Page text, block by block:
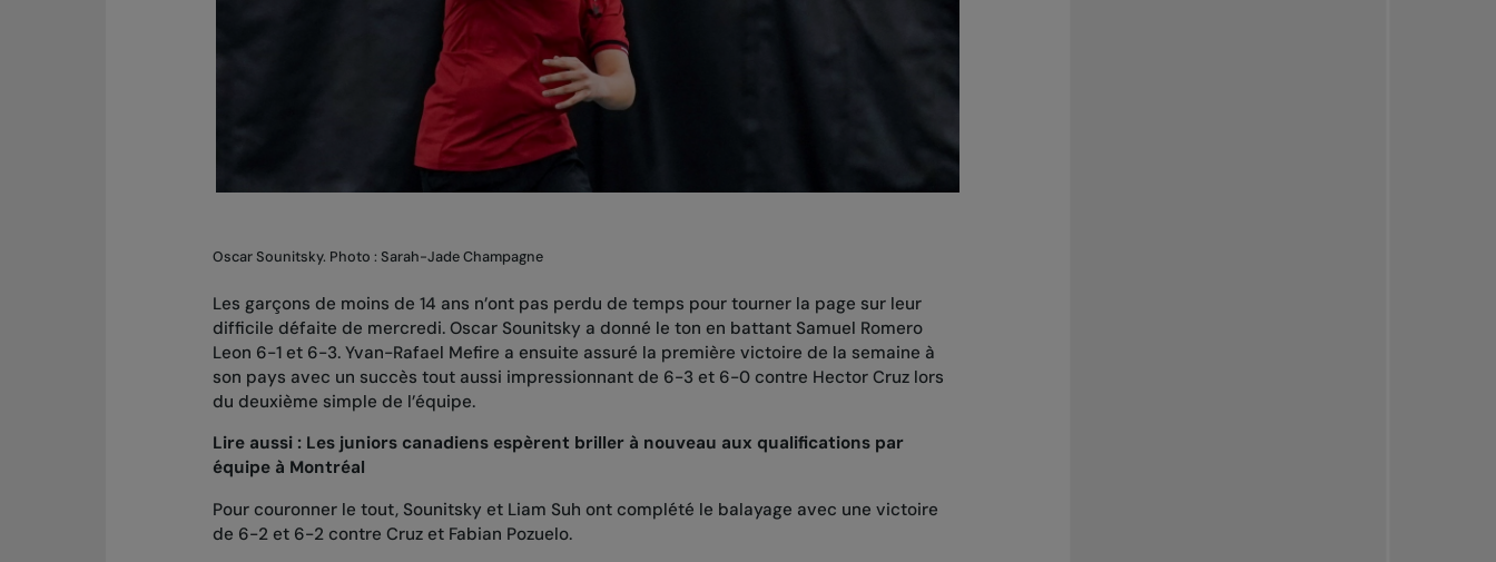
Oscar Sounitsky. Photo : Sarah-Jade Champagne
Les garçons de moins de 14 ans n’ont pas perdu de temps pour tourner la page sur leur
difficile défaite de mercredi. Oscar Sounitsky a donné le ton en battant Samuel Romero
Leon 6-1 et 6-3. Yvan-Rafael Mefire a ensuite assuré la première victoire de la semaine à
son pays avec un succès tout aussi impressionnant de 6-3 et 6-0 contre Hector Cruz lors
du deuxième simple de l’équipe.
Lire aussi : Les juniors canadiens espèrent briller à nouveau aux qualifications par
équipe à Montréal
Pour couronner le tout, Sounitsky et Liam Suh ont complété le balayage avec une victoire
de 6-2 et 6-2 contre Cruz et Fabian Pozuelo.